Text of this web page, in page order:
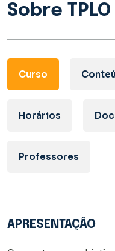
Sobre
Curso
Horários
Professores
APRESENTAÇÃO